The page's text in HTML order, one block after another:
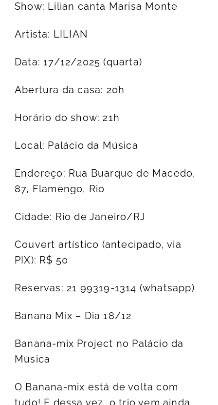
Show: Lilian canta Marisa Monte
Artista: LILIAN
Data: 17/12/2025 (quarta)
Abertura da casa: 20h
Horário do show: 21h
Local: Palácio da Música
Endereço: Rua Buarque de Macedo,
87, Flamengo, Rio
Cidade: Rio de Janeiro/RJ
Couvert artístico (antecipado, via
PIX): R$ 50
Reservas: 21 99319-1314 (whatsapp)
Banana Mix – Dia 18/12
Banana-mix Project no Palácio da
Música
O Banana-mix está de volta com
tudo! E dessa vez, o trio vem ainda